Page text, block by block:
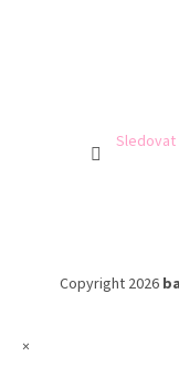
Sledovat
Copyright 2026
×